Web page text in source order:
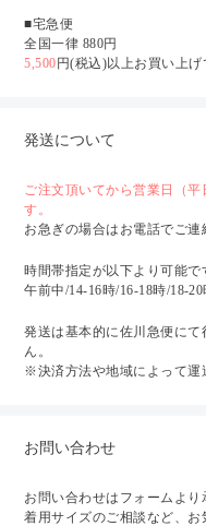
■宅急便
全国一律 880円
5,500 円(税込)以上お買い上げ
発送について
ご注文頂いてから営業日（
す。
お急ぎの場合はお電話でご連
時間帯指定が以下より可能で
午前中/14-16時/16-18時/18-
発送は基本的に佐川急便に
ん。
※決済方法や地域によって運
お問い合わせ
お問い合わせはフォームより
着用サイズのご相談など、お